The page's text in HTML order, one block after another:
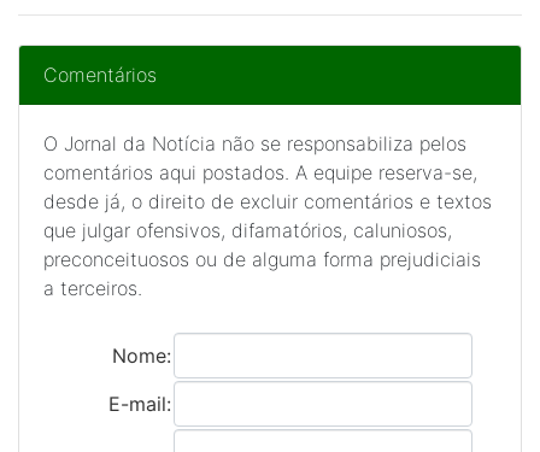
Comentários
O Jornal da Notícia não se responsabiliza pelos
comentários aqui postados. A equipe reserva-se,
desde já, o direito de excluir comentários e textos
que julgar ofensivos, difamatórios, caluniosos,
preconceituosos ou de alguma forma prejudiciais
a terceiros.
Nome:
E-mail: